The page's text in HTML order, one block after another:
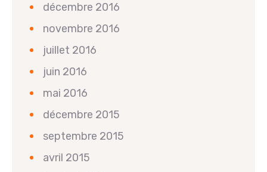
décembre 2016
novembre 2016
juillet 2016
juin 2016
mai 2016
décembre 2015
septembre 2015
avril 2015